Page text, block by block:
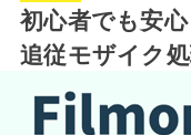
初心者でも安
追従モザイク